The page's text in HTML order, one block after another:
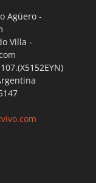
Agüero -
Villa -